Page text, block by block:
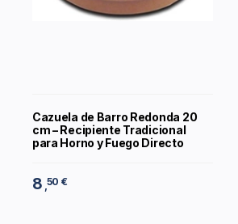
Cazuela de Barro Redonda 20
cm – Recipiente Tradicional
para Horno y Fuego Directo
8 ,50 €